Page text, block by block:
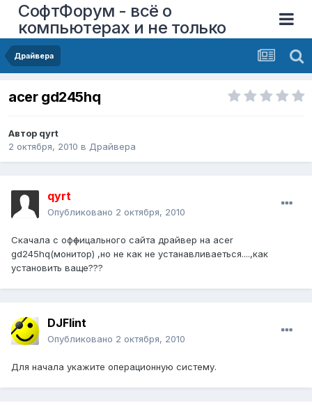
СофтФорум - всё о
компьютерах и не только
Драйвера
acer gd245hq
Автор qyrt
2 октября, 2010 в Драйвера
qyrt
Опубликовано 2 октября, 2010
Cкачала с оффицального сайта драйвер на acer
gd245hq(монитор) ,но не как не устанавливаеться....,как
установить ваще???
DJFlint
Опубликовано 2 октября, 2010
Для начала укажите операционную систему.